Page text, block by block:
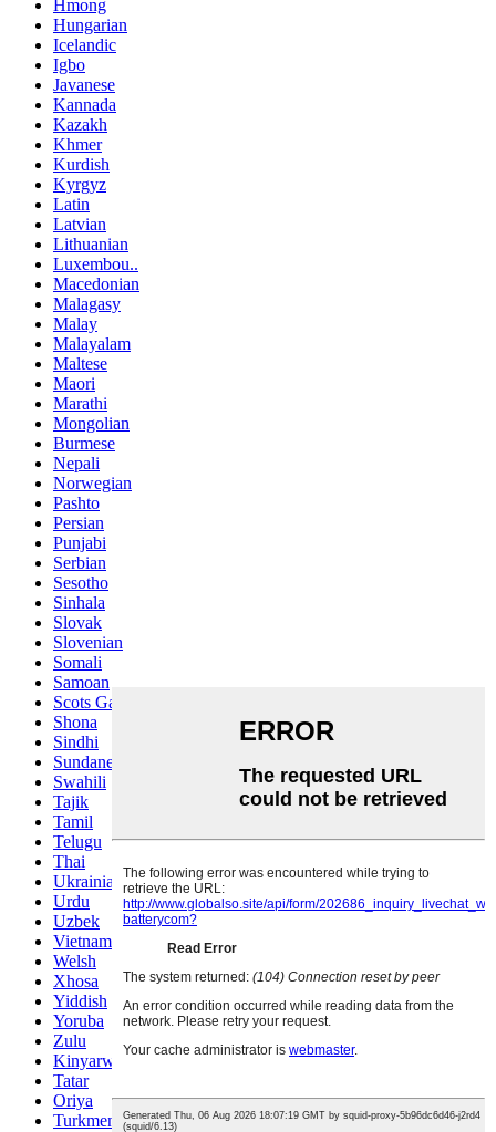
Hmong
Hungarian
Icelandic
Igbo
Javanese
Kannada
Kazakh
Khmer
Kurdish
Kyrgyz
Latin
Latvian
Lithuanian
Luxembou..
Macedonian
Malagasy
Malay
Malayalam
Maltese
Maori
Marathi
Mongolian
Burmese
Nepali
Norwegian
Pashto
Persian
Punjabi
Serbian
Sesotho
Sinhala
Slovak
Slovenian
Somali
Samoan
Scots Gaelic
Shona
Sindhi
Sundanese
Swahili
Tajik
Tamil
Telugu
Thai
Ukrainian
Urdu
Uzbek
Vietnamese
Welsh
Xhosa
Yiddish
Yoruba
Zulu
Kinyarwanda
Tatar
Oriya
Turkmen